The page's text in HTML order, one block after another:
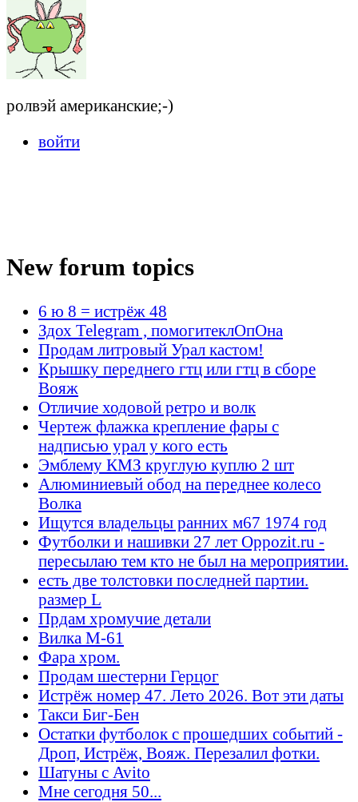
ролвэй американские;-)
войти
New forum topics
6 ю 8 = истрёж 48
Здох Telegram , помогитеклОпОна
Продам литровый Урал кастом!
Крышку переднего гтц или гтц в сборе
Вояж
Отличие ходовой ретро и волк
Чертеж флажка крепление фары с
надписью урал у кого есть
Эмблему КМЗ круглую куплю 2 шт
Алюминиевый обод на переднее колесо
Волка
Ищутся владельцы ранних м67 1974 год
Футболки и нашивки 27 лет Oppozit.ru -
пересылаю тем кто не был на мероприятии.
есть две толстовки последней партии.
размер L
Прдам хромучие детали
Вилка М-61
Фара хром.
Продам шестерни Герцог
Истрёж номер 47. Лето 2026. Вот эти даты
Такси Биг-Бен
Остатки футболок с прошедших событий -
Дроп, Истрёж, Вояж. Перезалил фотки.
Шатуны с Avito
Мне сегодня 50...